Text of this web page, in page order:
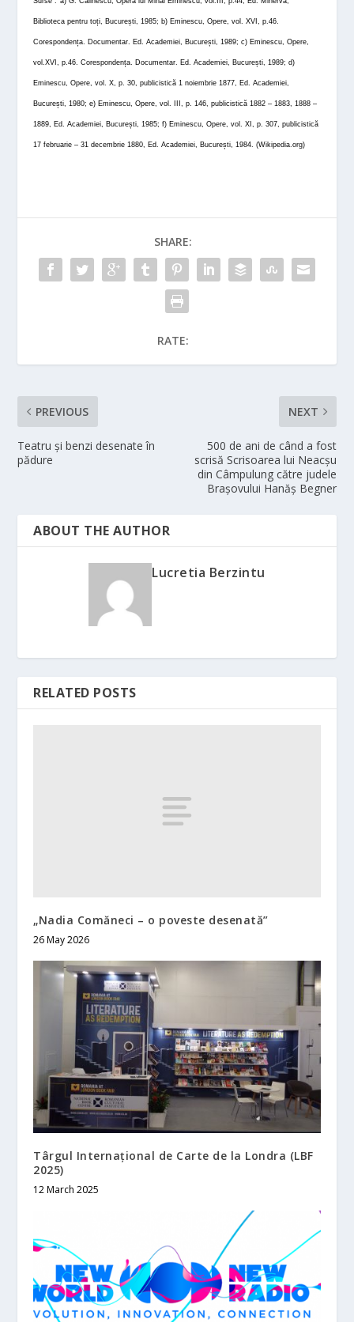
Biblioteca pentru toți, București, 1985; b) Eminescu, Opere, vol.XVI, p.46.
Corespondența. Documentar. Ed. Academiei, București, 1989; c) Eminescu, Opere,
vol.XVI, p.46. Corespondența. Documentar. Ed. Academiei, București, 1989; d)
Eminescu, Opere, vol. X, p. 30, publicistică 1 noiembrie 1877, Ed.Academiei,
București, 1980; e) Eminescu, Opere, vol. III, p. 146, publicistică 1882 – 1883, 1888 –
1889, Ed. Academiei, București, 1985; f) Eminescu, Opere, vol. XI, p. 307, publicistică
17 februarie – 31 decembrie 1880, Ed. Academiei, București, 1984. (Wikipedia.org)
SHARE:
RATE:
PREVIOUS
Teatru și benzi desenate în
pădure
NEXT
500 de ani de când a fost
scrisă Scrisoarea lui Neacșu
din Câmpulung către judele
Brașovului Hanăș Begner
ABOUT THE AUTHOR
Lucretia Berzintu
RELATED POSTS
„Nadia Comăneci – o poveste desenată”
26 May 2026
Târgul Internațional de Carte de la Londra (LBF
2025)
12 March 2025